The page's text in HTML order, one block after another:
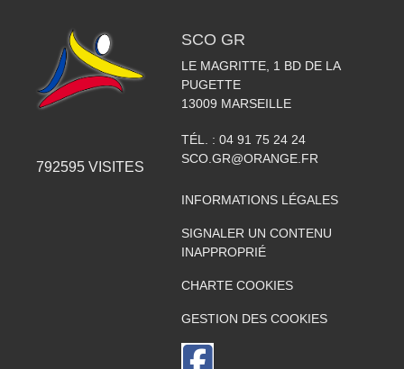
792595 VISITES
SCO GR
LE MAGRITTE, 1 BD DE LA
PUGETTE
13009 MARSEILLE
TÉL. : 04 91 75 24 24
SCO.GR@ORANGE.FR
INFORMATIONS LÉGALES
SIGNALER UN CONTENU
INAPPROPRIÉ
CHARTE COOKIES
GESTION DES COOKIES